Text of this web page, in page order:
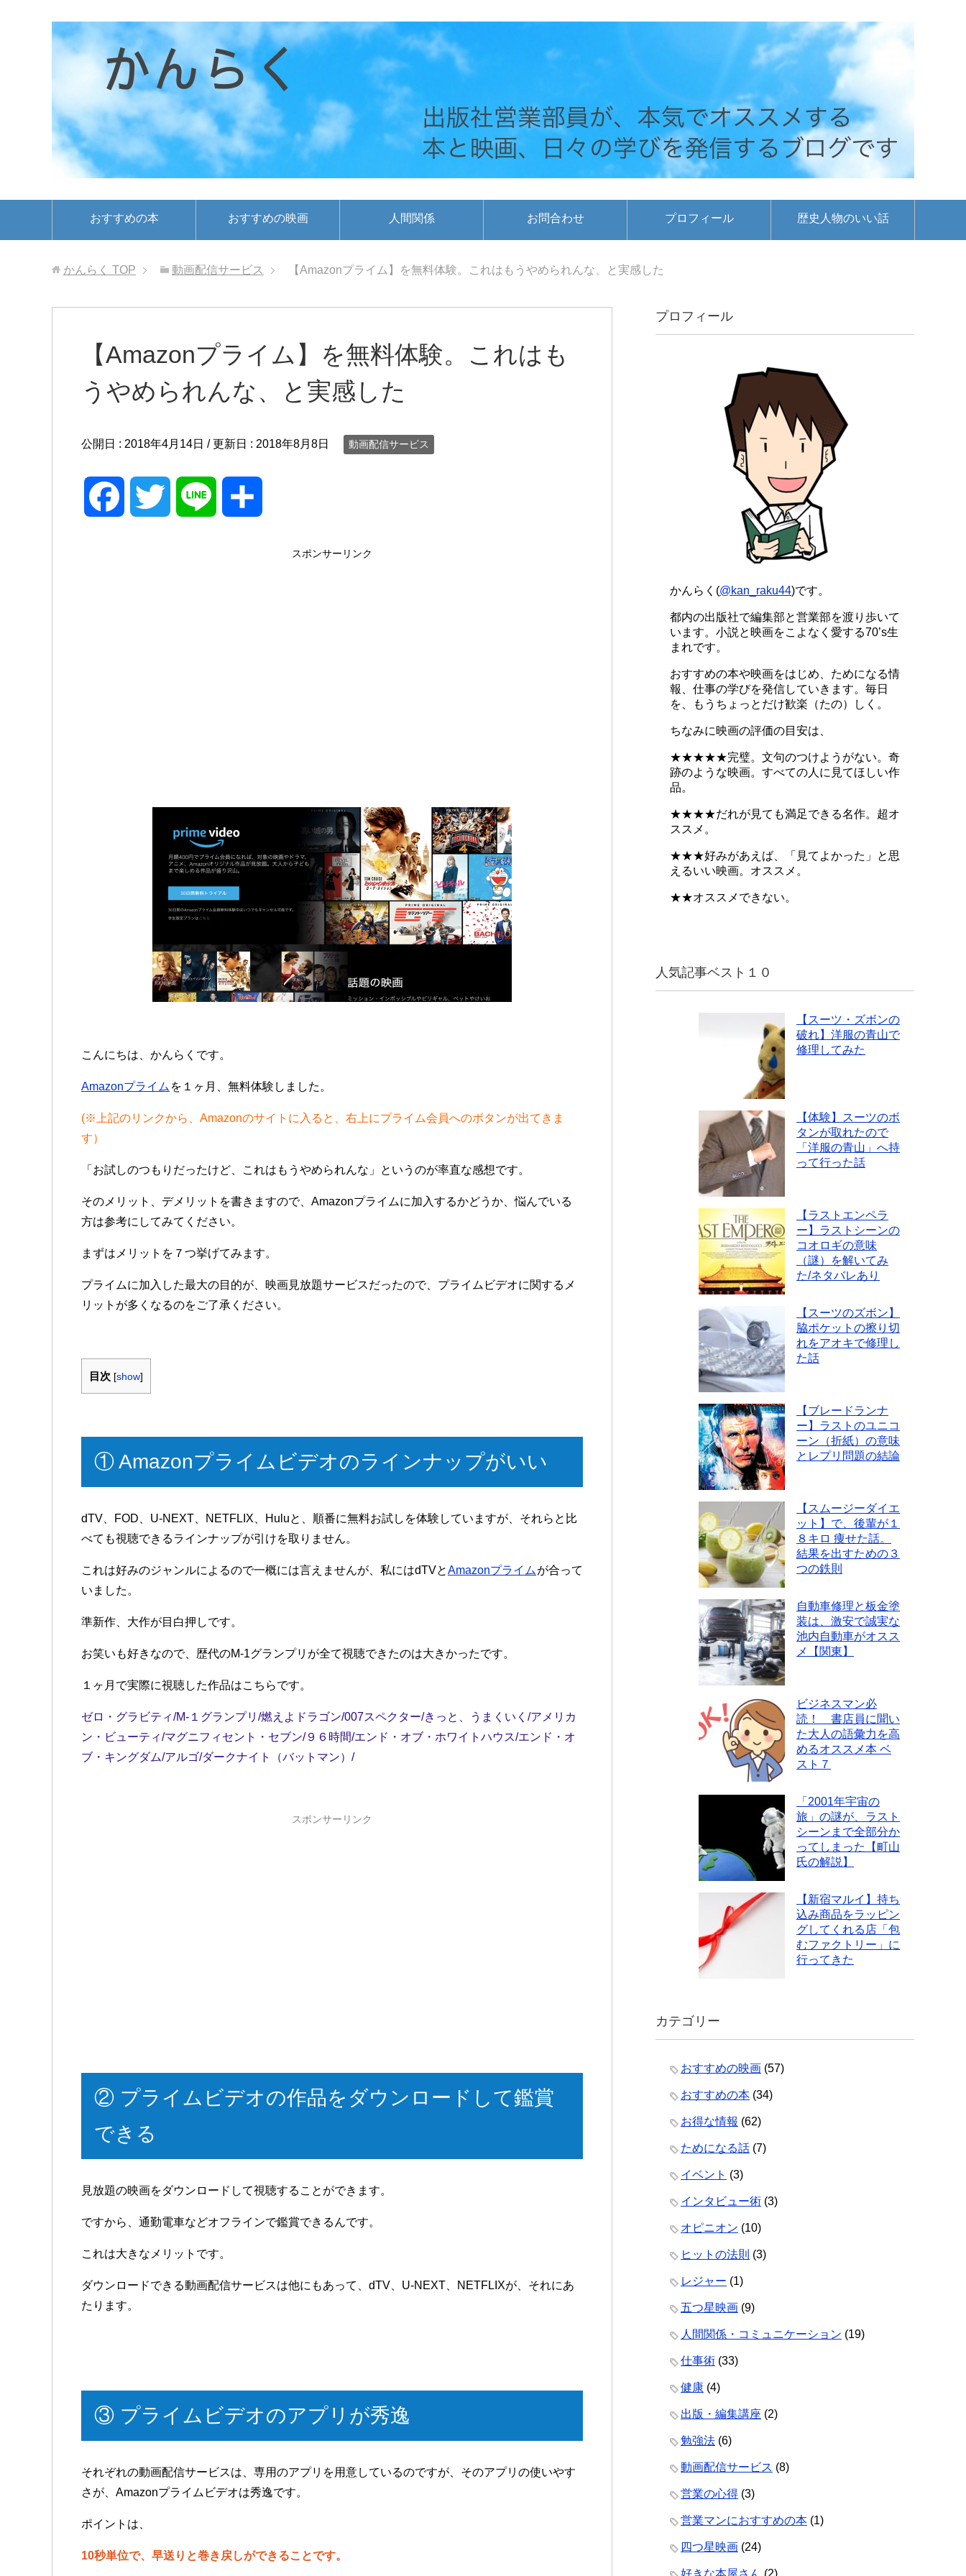
おすすめの本 おすすめの映画 人間関係 お問合わせ プロフィール 歴史人物のいい話
かんらく TOP 動画配信サービス 【Amazonプライム】を無料体験。これはもうやめられんな、と実感した
【Amazonプライム】を無料体験。これはも
うやめられんな、と実感した
公開日 : 2018年4月14日 / 更新日 : 2018年8月8日 動画配信サービス
スポンサーリンク
こんにちは、かんらくです。
Amazonプライム を１ヶ月、無料体験しました。
(※上記のリンクから、Amazonのサイトに入ると、右上にプライム会員へのボタンが出てきま
す）
「お試しのつもりだったけど、これはもうやめられんな」というのが率直な感想です。
そのメリット、デメリットを書きますので、Amazonプライムに加入するかどうか、悩んでいる
方は参考にしてみてください。
まずはメリットを７つ挙げてみます。
プライムに加入した最大の目的が、映画見放題サービスだったので、プライムビデオに関するメ
リットが多くなるのをご了承ください。
目次 [show]
① Amazonプライムビデオのラインナップがいい
dTV、FOD、U-NEXT、NETFLIX、Huluと、順番に無料お試しを体験していますが、それらと比
べても視聴できるラインナップが引けを取りません。
これは好みのジャンルによるので一概には言えませんが、私にはdTVとAmazonプライム が合って
いました。
準新作、大作が目白押しです。
お笑いも好きなので、歴代のM-1グランプリが全て視聴できたのは大きかったです。
１ヶ月で実際に視聴した作品はこちらです。
ゼロ・グラビティ/M-１グランプリ/燃えよドラゴン/007スペクター/きっと、うまくいく/アメリカ
ン・ビューティ/マグニフィセント・セブン/９６時間/エンド・オブ・ホワイトハウス/エンド・オ
ブ・キングダム/アルゴ/ダークナイト（バットマン）/
スポンサーリンク
② プライムビデオの作品をダウンロードして鑑賞
できる
見放題の映画をダウンロードして視聴することができます。
ですから、通勤電車などオフラインで鑑賞できるんです。
これは大きなメリットです。
ダウンロードできる動画配信サービスは他にもあって、dTV、U-NEXT、NETFLIXが、それにあ
たります。
③ プライムビデオのアプリが秀逸
それぞれの動画配信サービスは、専用のアプリを用意しているのですが、そのアプリの使いやす
さが、Amazonプライムビデオは秀逸です。
ポイントは、
10秒単位で、早送りと巻き戻しができることです。
プロフィール
かんらく(@kan_raku44)です。
都内の出版社で編集部と営業部を渡り歩いて
います。小説と映画をこよなく愛する70’s生
まれです。
おすすめの本や映画をはじめ、ためになる情
報、仕事の学びを発信していきます。毎日
を、もうちょっとだけ歓楽（たの）しく。
ちなみに映画の評価の目安は、
★★★★★完璧。文句のつけようがない。奇
跡のような映画。すべての人に見てほしい作
品。
★★★★だれが見ても満足できる名作。超オ
ススメ。
★★★好みがあえば、「見てよかった」と思
えるいい映画。オススメ。
★★オススメできない。
人気記事ベスト１０
【スーツ・ズボンの
破れ】洋服の青山で
修理してみた
【体験】スーツのボ
タンが取れたので
「洋服の青山」へ持
って行った話
【ラストエンペラ
ー】ラストシーンの
コオロギの意味
（謎）を解いてみ
た/ネタバレあり
【スーツのズボン】
脇ポケットの擦り切
れをアオキで修理し
た話
【ブレードランナ
ー】ラストのユニコ
ーン（折紙）の意味
とレプリ問題の結論
【スムージーダイエ
ット】で、後輩が１
８キロ 痩せた話。
結果を出すための３
つの鉄則
自動車修理と板金塗
装は、激安で誠実な
池内自動車がオスス
メ【関東】
ビジネスマン必
読！ 書店員に聞い
た大人の語彙力を高
めるオススメ本 ベ
スト７
「2001年宇宙の
旅」の謎が、ラスト
シーンまで全部分か
ってしまった【町山
氏の解説】
【新宿マルイ】持ち
込み商品をラッピン
グしてくれる店「包
むファクトリー」に
行ってきた
カテゴリー
おすすめの映画 (57)
おすすめの本 (34)
お得な情報 (62)
ためになる話 (7)
イベント (3)
インタビュー術 (3)
オピニオン (10)
ヒットの法則 (3)
レジャー (1)
五つ星映画 (9)
人間関係・コミュニケーション (19)
仕事術 (33)
健康 (4)
出版・編集講座 (2)
勉強法 (6)
動画配信サービス (8)
営業の心得 (3)
営業マンにおすすめの本 (1)
四つ星映画 (24)
好きな本屋さん (2)